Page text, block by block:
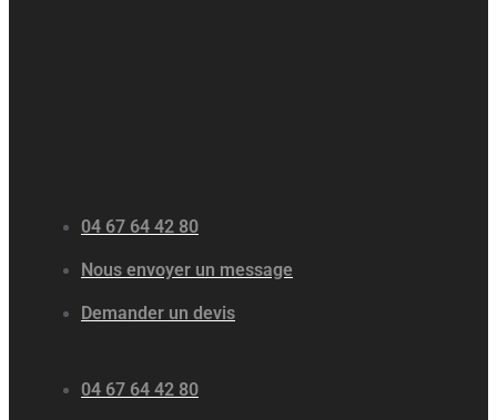
04 67 64 42 80
Nous envoyer un message
Demander un devis
04 67 64 42 80